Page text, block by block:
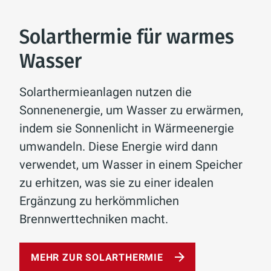
Solarthermie für warmes
Wasser
Solarthermieanlagen nutzen die
Sonnenenergie, um Wasser zu erwärmen,
indem sie Sonnenlicht in Wärmeenergie
umwandeln. Diese Energie wird dann
verwendet, um Wasser in einem Speicher
zu erhitzen, was sie zu einer idealen
Ergänzung zu herkömmlichen
Brennwerttechniken macht.
MEHR ZUR SOLARTHERMIE